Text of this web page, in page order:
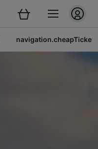
navigation.cheapTickets